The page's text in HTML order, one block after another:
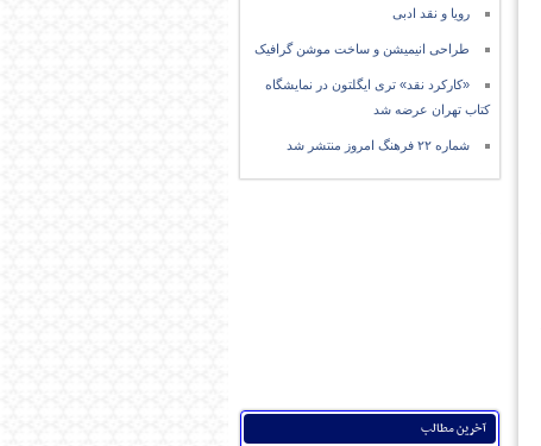
رویا و نقد ادبی
طراحی انیمیشن و ساخت موشن گرافیک
«کارکرد نقد» تری ایگلتون در نمایشگاه
کتاب تهران عرضه شد
شماره ۲۲ فرهنگ امروز منتشر شد
آخرین مطالب